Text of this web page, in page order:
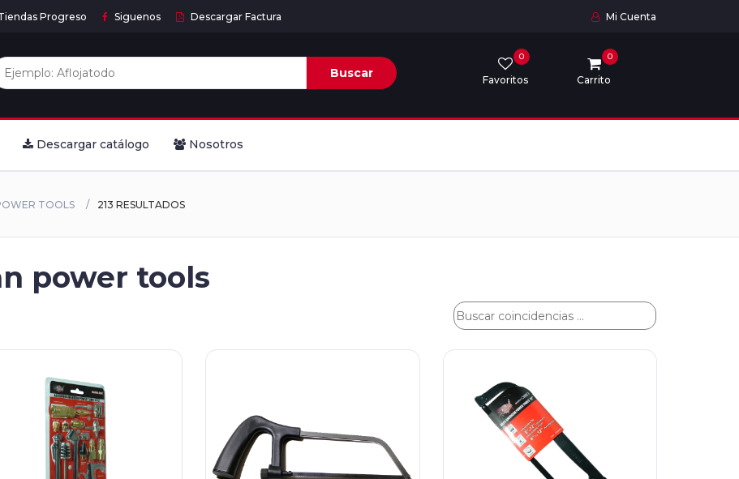
Progreso Siguenos Descargar Factura Mi Cuenta
Buscar Favoritos
0
Carrito
0
Descargar catálogo Nosotros
TOOLS 213 RESULTADOS
power tools